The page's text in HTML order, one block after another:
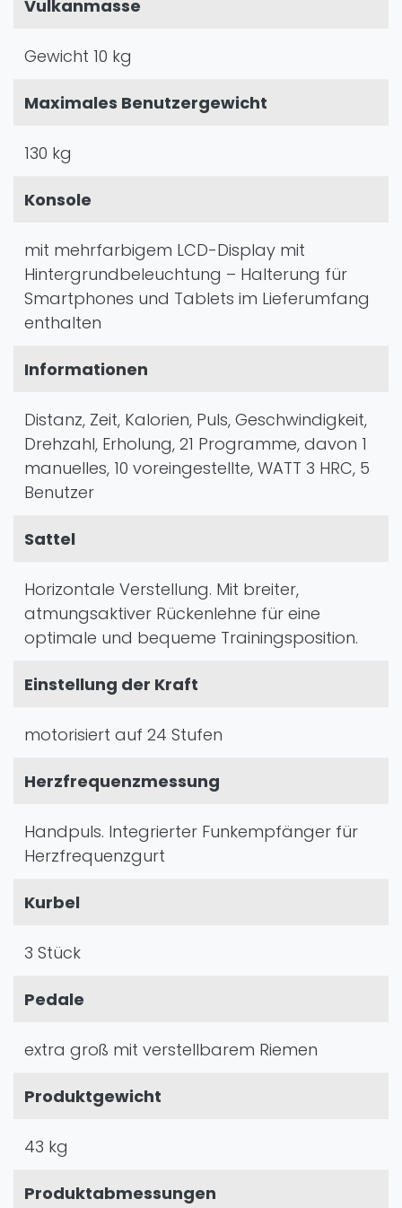
Vulkanmasse
Gewicht 10 kg
Maximales Benutzergewicht
130 kg
Konsole
mit mehrfarbigem LCD-Display mit
Hintergrundbeleuchtung – Halterung für
Smartphones und Tablets im Lieferumfang
enthalten
Informationen
Distanz, Zeit, Kalorien, Puls, Geschwindigkeit,
Drehzahl, Erholung, 21 Programme, davon 1
manuelles, 10 voreingestellte, WATT 3 HRC, 5
Benutzer
Sattel
Horizontale Verstellung. Mit breiter,
atmungsaktiver Rückenlehne für eine
optimale und bequeme Trainingsposition.
Einstellung der Kraft
motorisiert auf 24 Stufen
Herzfrequenzmessung
Handpuls. Integrierter Funkempfänger für
Herzfrequenzgurt
Kurbel
3 Stück
Pedale
extra groß mit verstellbarem Riemen
Produktgewicht
43 kg
Produktabmessungen